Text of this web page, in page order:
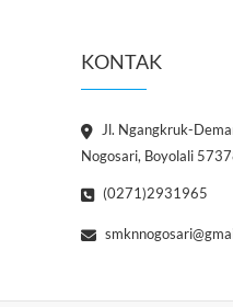
KONTAK
Jl. Ngangkruk-
Nogosari, Boyolali
(0271)2931965